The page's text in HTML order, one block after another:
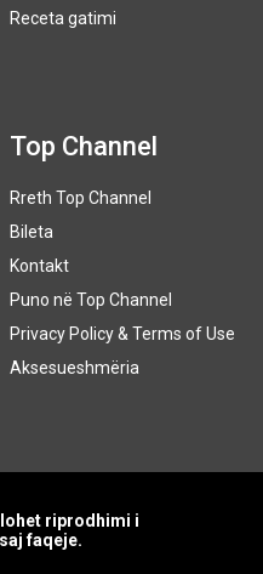
Receta gatimi
Top Channel
Rreth Top Channel
Bileta
Kontakt
Puno në Top Channel
Privacy Policy & Terms of Use
Aksesueshmëria
riprodhimi i
faqeje.